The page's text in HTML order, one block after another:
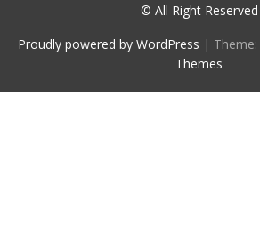
© All Right Reserved
Proudly powered by WordPress |
Themes